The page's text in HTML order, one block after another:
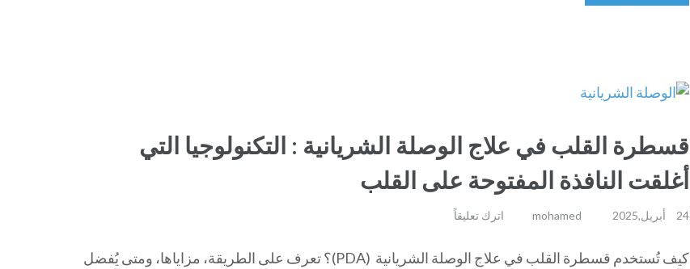
قسطرة القلب في علاج الوصلة الشريانية : التكنولوجيا التي
أغلقت النافذة المفتوحة على القلب
24 أبريل,2025 mohamed اترك تعليقاً
كيف تُستخدم قسطرة القلب في علاج الوصلة الشريانية (PDA)؟ تعرف على الطريقة، مزاياها، ومتى يُفضل